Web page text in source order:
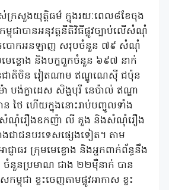
ក្រសួងយុត្តិធម៌ ក្នុងរយៈពេល៨ខែចុង
ពុជាបានអនុវត្តនីតិវិធីផ្លូវច្បាប់លើសំណុំ
រឆបោកអនឡាញ សរុបចំនួន ៧៩ សំណុំ
មេខ្លោង និងបក្ខពួកចំនួន ៦៩៧ នាក់
ាតិចិន វៀតណាម ឥណ្ឌូណេស៊ី ជប៉ុន
បង់ក្លាដេស សិង្ហបុរី នេប៉ាល់ ឥណ្ឌា
ន ថៃ ហើយក្នុងនោះរាប់បញ្ចូលទាំង
ណុំរឿងឧកញ៉ា លី គួង និងសំណុំរឿង
ងជាជនបរទេសផ្សេងទៀត។ តាម
ញាធរ ក្រុមមេខ្លោង និងអ្នកពាក់ព័ន្ធនឹង
ចំនួនប្រមាណ ជាង ២២ម៉ឺនាក់ បាន
ម្ពុជា ខ្លះចេញតាមផ្លូវអាកាស ខ្លះ